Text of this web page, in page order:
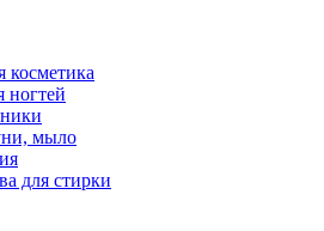
косметика
ногтей
мыло
для стирки